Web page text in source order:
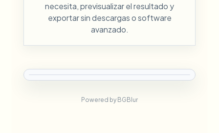
necesita, previsualizar el resultado y
exportar sin descargas o software
avanzado.
Powered by BGBlur